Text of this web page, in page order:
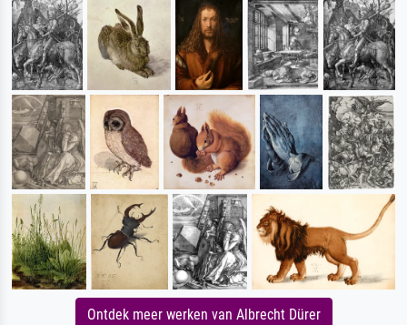
Ontdek meer werken van Albrecht Dürer